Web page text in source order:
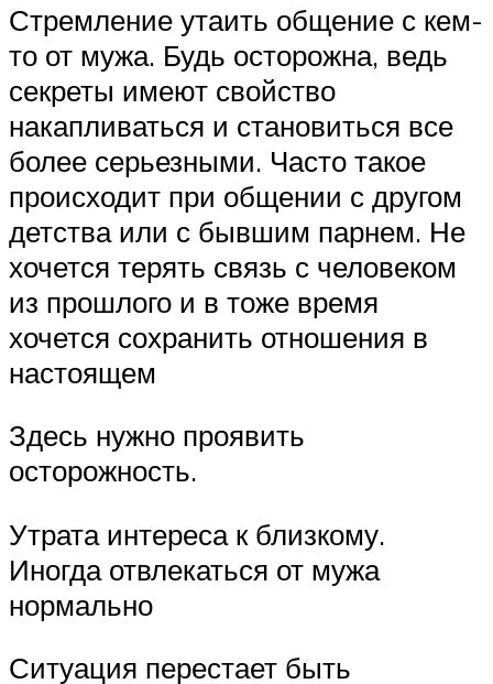
Стремление утаить общение с кем-
то от мужа. Будь осторожна, ведь
секреты имеют свойство
накапливаться и становиться все
более серьезными. Часто такое
происходит при общении с другом
детства или с бывшим парнем. Не
хочется терять связь с человеком
из прошлого и в тоже время
хочется сохранить отношения в
настоящем
Здесь нужно проявить
осторожность.
Утрата интереса к близкому.
Иногда отвлекаться от мужа
нормально
Ситуация перестает быть